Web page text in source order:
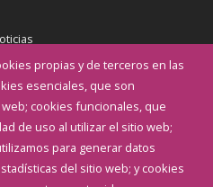
propias y de terceros en las
esenciales, que son
cookies funcionales, que
de uso al utilizar el sitio web;
para generar datos
del sitio web; y cookies
Municipal
de interés
SESIÓN
WEB